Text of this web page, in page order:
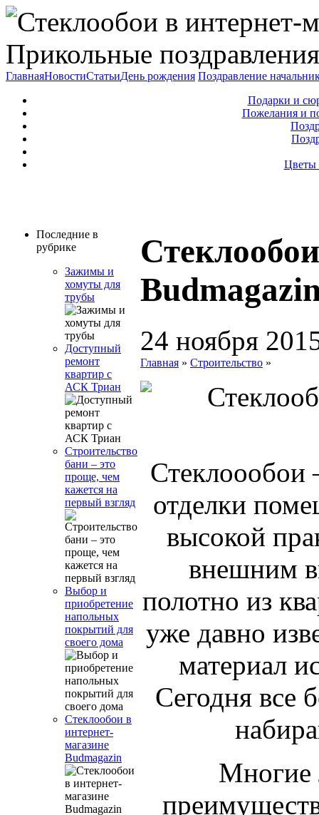
Прикольные
ГлавнаяНовостиСтатьиДень рождения Поздравление
Подарки и
Пожелания и
Цветы
Последние в
рубрике
Зажимы и
хомуты для
трубы
Доступный
ремонт
квартир с
АСК Триан
Строительство
бани – это
проще, чем
кажется на
первый взгляд
Выбор и
приобретение
напольных
покрытий для
своего дома
Стеклообои в
интернет-
магазине
Budmagazin
24 ноября
Главная » Строительство »
Стеклоообои
отделки
высокой
внешним
полотно из
уже давно
материал
Сегодня все
Многие